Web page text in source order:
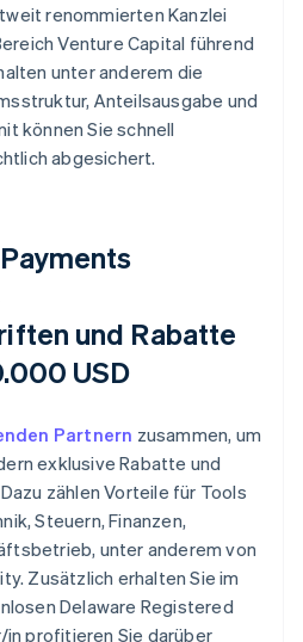
renommierten Kanzlei
Venture Capital führend
unter anderem die
Anteilsausgabe und
können Sie schnell
abgesichert.
und Rabatte
USD
Partnern zusammen, um
exklusive Rabatte und
zählen Vorteile für Tools
Steuern, Finanzen,
unter anderem von
Zusätzlich erhalten Sie im
Delaware Registered
profitieren Sie darüber